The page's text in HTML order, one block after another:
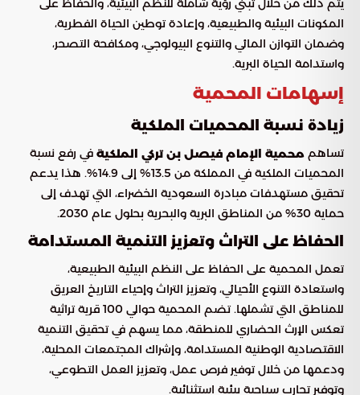
المكونات البيئية والطبيعية، وإعادة توطين الحياة الفطرية،
وضمان التوازن المائي والتنوع البيولوجي، ومكافحة التصحر،
واستدامة الحياة البرية.
إسهامات المحمية
زيادة نسبة المحميات الملكية
تساهم محمية الإمام فيصل بن تركي الملكية في رفع نسبة
المحميات الملكية في المملكة من 13.5% إلى 14.9%. هذا يدعم
تحقيق مستهدفات مبادرة السعودية الخضراء، التي تهدف إلى
حماية 30% من المناطق البرية والبحرية بحلول عام 2030.
الحفاظ على التراث وتعزيز التنمية المستدامة
تعمل المحمية على الحفاظ على النظم البيئية الطبيعية،
واستعادة التنوع الأحيائي، وتعزيز التراث وإحياء التاريخ العريق
للمناطق التي تشملها. تضم المحمية حوالي 100 قرية تراثية
تعكس الإرث الحضاري للمنطقة، مما يسهم في تحقيق التنمية
الاقتصادية الوطنية المستدامة، وإشراك المجتمعات المحلية،
ودعمها من خلال توفير فرص عمل، وتعزيز العمل التطوعي،
وتوفير تجارب سياحية بيئية استثنائية.